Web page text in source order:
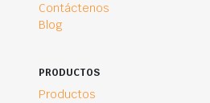
Contáctenos
Blog
PRODUCTOS
Productos